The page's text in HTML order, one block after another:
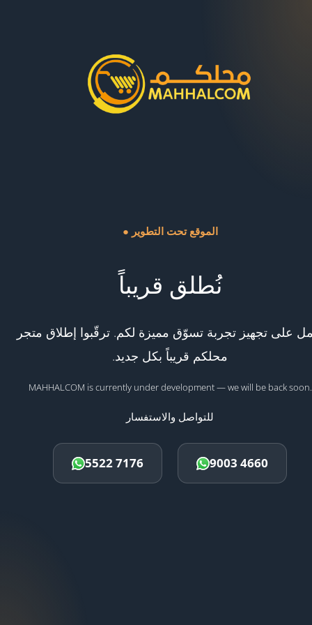
● الموقع تحت التطوير
نُطلق قريباً
على تجهيز تجربة تسوّق مميزة لكم. ترقّبوا إطلاق متجر
محلكم قريباً بكل جديد.
MAHHALCOM is currently under development — we will be back soon.
للتواصل والاستفسار
5522 7176 9003 4660